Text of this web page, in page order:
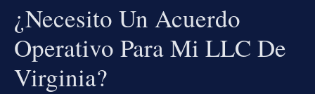
¿Necesito Un Acuerdo
Operativo Para Mi LLC De
Virginia?